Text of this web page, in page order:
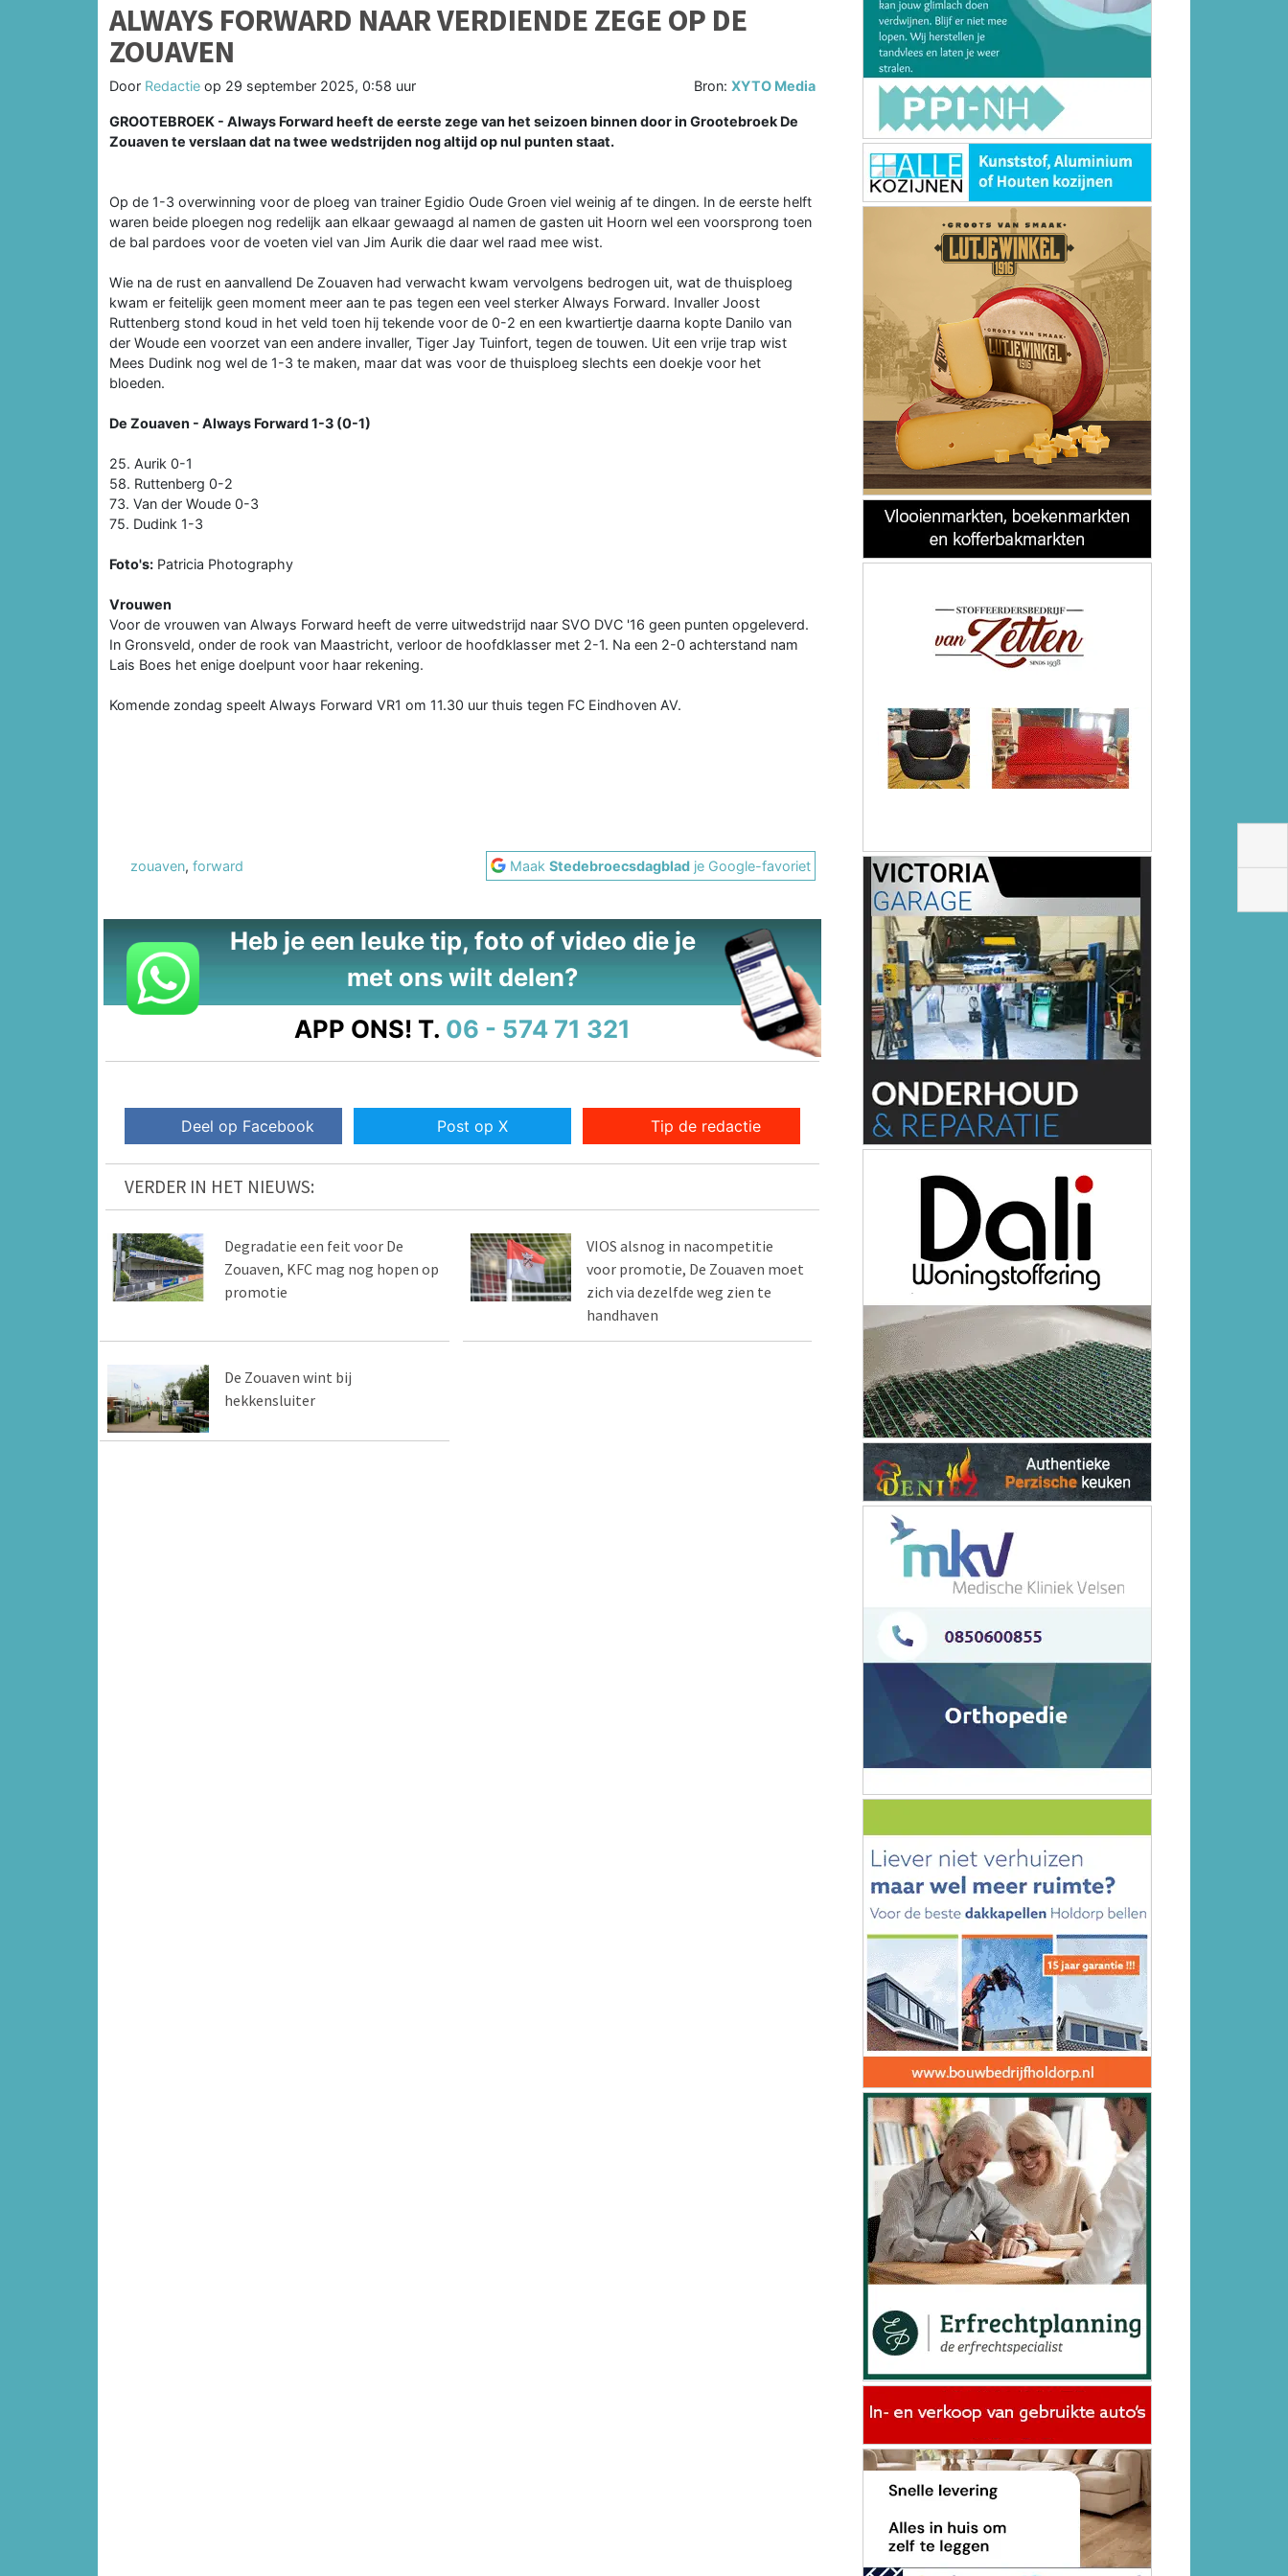
ALWAYS FORWARD NAAR VERDIENDE ZEGE OP DE
ZOUAVEN
Door Redactie op 29 september 2025, 0:58 uur Bron:XYTO Media
GROOTEBROEK - Always Forward heeft de eerste zege van het seizoen binnen door in Grootebroek De
Zouaven te verslaan dat na twee wedstrijden nog altijd op nul punten staat.
Op de 1-3 overwinning voor de ploeg van trainer Egidio Oude Groen viel weinig af te dingen. In de eerste helft
waren beide ploegen nog redelijk aan elkaar gewaagd al namen de gasten uit Hoorn wel een voorsprong toen
de bal pardoes voor de voeten viel van Jim Aurik die daar wel raad mee wist.
Wie na de rust en aanvallend De Zouaven had verwacht kwam vervolgens bedrogen uit, wat de thuisploeg
kwam er feitelijk geen moment meer aan te pas tegen een veel sterker Always Forward. Invaller Joost
Ruttenberg stond koud in het veld toen hij tekende voor de 0-2 en een kwartiertje daarna kopte Danilo van
der Woude een voorzet van een andere invaller, Tiger Jay Tuinfort, tegen de touwen. Uit een vrije trap wist
Mees Dudink nog wel de 1-3 te maken, maar dat was voor de thuisploeg slechts een doekje voor het
bloeden.
De Zouaven - Always Forward 1-3 (0-1)
25. Aurik 0-1
58. Ruttenberg 0-2
73. Van der Woude 0-3
75. Dudink 1-3
Foto's: Patricia Photography
Vrouwen
Voor de vrouwen van Always Forward heeft de verre uitwedstrijd naar SVO DVC '16 geen punten opgeleverd.
In Gronsveld, onder de rook van Maastricht, verloor de hoofdklasser met 2-1. Na een 2-0 achterstand nam
Lais Boes het enige doelpunt voor haar rekening.
Komende zondag speelt Always Forward VR1 om 11.30 uur thuis tegen FC Eindhoven AV.
zouaven, forward MaakStedebroecsdagblad je Google-favoriet
Heb je een leuke tip, foto of video die je
met ons wilt delen?
APP ONS! T. 06 - 574 71 321
Deel op Facebook Post op X Tip de redactie
VERDER IN HET NIEUWS:
Degradatie een feit voor De
Zouaven, KFC mag nog hopen op
promotie
VIOS alsnog in nacompetitie
voor promotie, De Zouaven moet
zich via dezelfde weg zien te
handhaven
De Zouaven wint bij
hekkensluiter